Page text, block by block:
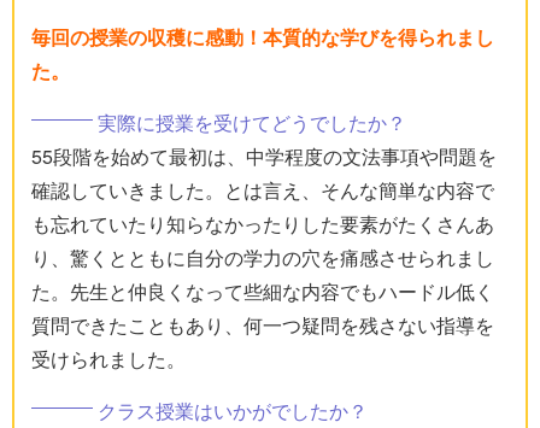
毎回の授業の収穫に感動！本質的な学びを得られまし
た。
実際に授業を受けてどうでしたか？
55段階を始めて最初は、中学程度の文法事項や問題を
確認していきました。とは言え、そんな簡単な内容で
も忘れていたり知らなかったりした要素がたくさんあ
り、驚くとともに自分の学力の穴を痛感させられまし
た。先生と仲良くなって些細な内容でもハードル低く
質問できたこともあり、何一つ疑問を残さない指導を
受けられました。
クラス授業はいかがでしたか？